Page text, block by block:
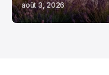
août 3, 2026